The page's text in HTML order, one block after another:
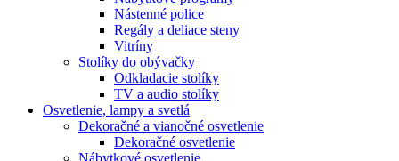
Nástenné police
Regály a deliace steny
Vitríny
Stolíky do obývačky
Odkladacie stolíky
TV a audio stolíky
Osvetlenie, lampy a svetlá
Dekoračné a vianočné osvetlenie
Dekoračné osvetlenie
Nábytkové osvetlenie